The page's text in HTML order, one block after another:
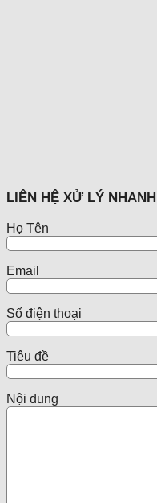
LIÊN HỆ XỬ LÝ
Họ Tên
Email
Số điện thoại
Tiêu đề
Nội dung